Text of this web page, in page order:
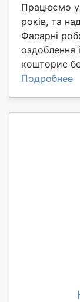
Працюємо у
років, та
Фасарні
оздоблення
кошторис
Подробнее